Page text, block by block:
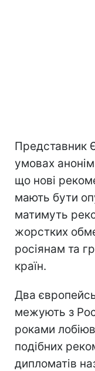
Представник
умовах
що нові
мають бути
матимуть
жорстких
росіянам та
країн.
Два
межують з
роками
подібних
дипломатів